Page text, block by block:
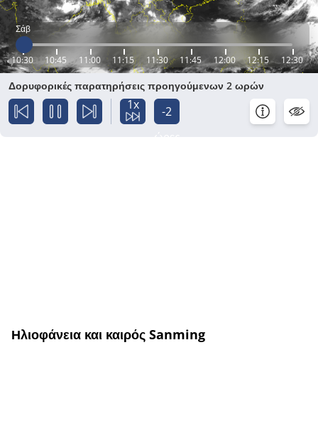
Σάβ
10:30 10:45 11:00 11:15 11:30 11:45 12:00 12:15 12:30
Δορυφορικές παρατηρήσεις προηγούμενων 2 ωρών
1x
-2
Ηλιοφάνεια και καιρός Sanming